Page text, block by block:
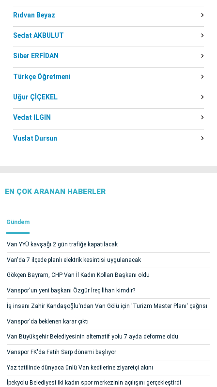
Rıdvan Beyaz
Sedat AKBULUT
Siber ERFİDAN
Türkçe Öğretmeni
Uğur ÇİÇEKEL
Vedat ILGIN
Vuslat Dursun
EN ÇOK ARANAN HABERLER
Gündem
Van YYÜ kavşağı 2 gün trafiğe kapatılacak
Van'da 7 ilçede planlı elektrik kesintisi uygulanacak
Gökçen Bayram, CHP Van İl Kadın Kolları Başkanı oldu
Vanspor'un yeni başkanı Özgür İreç İlhan kimdir?
İş insanı Zahir Kandaşoğlu'ndan Van Gölü için 'Turizm Master Planı' çağrısı
Vanspor'da beklenen karar çıktı
Van Büyükşehir Belediyesinin alternatif yolu 7 ayda deforme oldu
Vanspor FK'da Fatih Sarp dönemi başlıyor
Yaz tatilinde dünyaca ünlü Van kedilerine ziyaretçi akını
İpekyolu Belediyesi iki kadın spor merkezinin açılışını gerçekleştirdi